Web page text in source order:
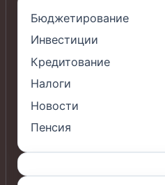
Бюджетирование
Инвестиции
Кредитование
Налоги
Новости
Пенсия